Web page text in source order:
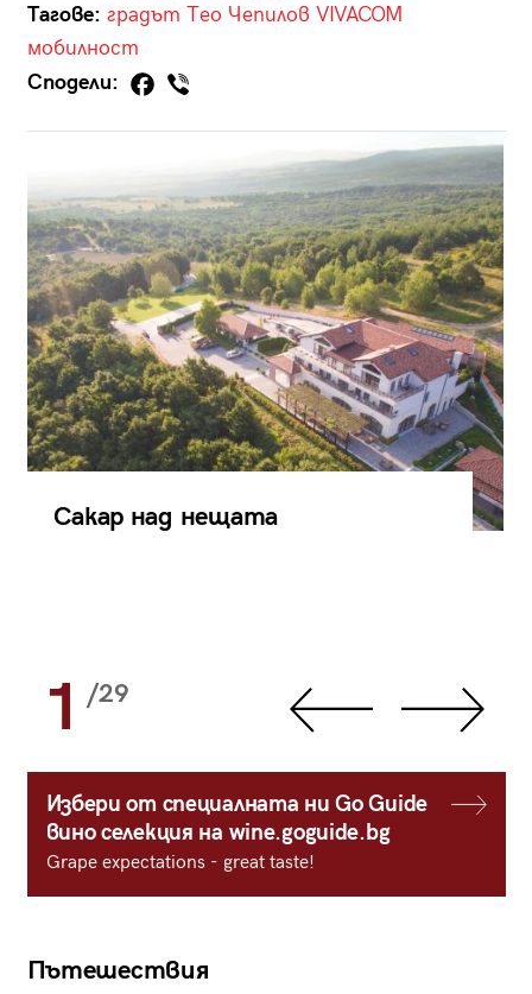
Тагове: градът Тео Чепилов VIVACOM
мобилност
Сподели:
Сакар над нещата
1 /29
Избери от специалната ни Go Guide
вино селекция на wine.goguide.bg
Grape expectations - great taste!
Пътешествия